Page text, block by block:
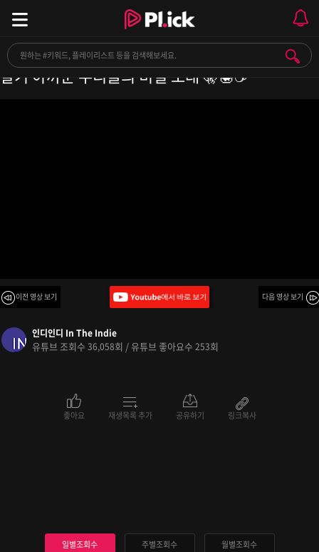
PLAYLIST l 달고나 커피 만들 때 듣기 좋은, 나만
알기 아까운 우리들의 비밀 노래 🤫🍯☕
이전 영상 보기 다음 영상 보기
인디인디 In The Indie
유튜브 조회수 36,058회 / 유튜브 좋아요수 253회
좋아요 재생목록 추가 공유하기 링크복사
일별조회수 주별조회수 월별조회수